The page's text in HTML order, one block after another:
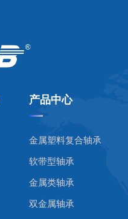
产品中心
金属塑料复合轴承
软带型轴承
金属类轴承
双金属轴承